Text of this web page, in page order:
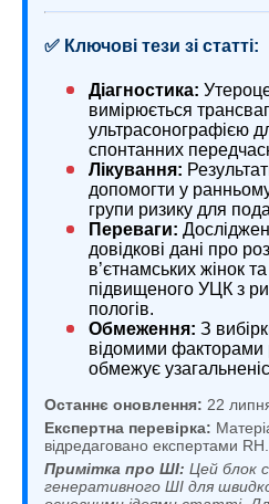
✅ Ключові тези зі статті:
Діагностика:
вимірюється
ультрасонографією
спонтанних
Лікування:
допомогти у
групи ризику для
Переваги:
довідкові дані про
в’єтнамських жінок
підвищеного УЦК з
пологів.
Обмеження: З
відомими
обмежує
Останнє оновлення: 22
Експертна перевірка:
відредаговано експертами
Примітка про ШІ: Цей блок
генеративного ШІ для